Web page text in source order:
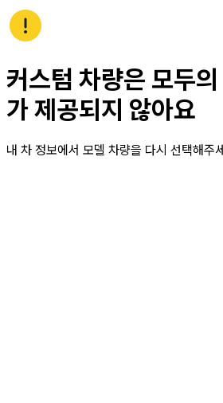
커스텀 차량은 모두
가 제공되지 않아요
내 차 정보에서 모델 차량을 다시 선택해주